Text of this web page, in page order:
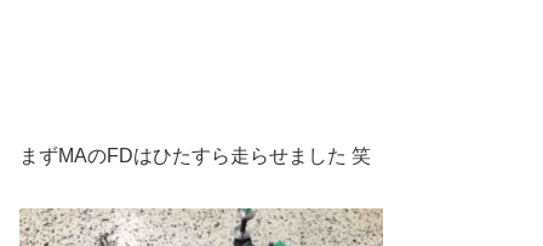
まずMAのFDはひたすら走らせました 笑